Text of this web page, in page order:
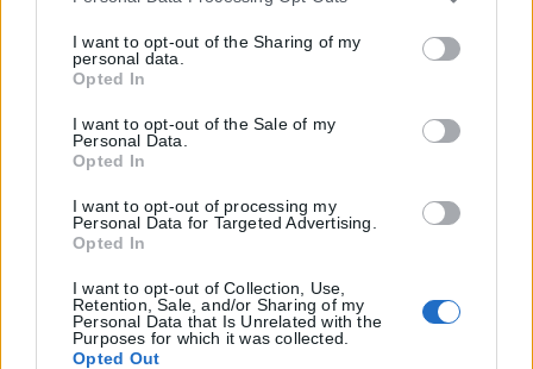
but not limited to your visit or usage behaviour. You may
click to grant or deny consent to Google and its third-party
tags to use your data for below specified purposes in below
Google consent section.
I want to opt-out of the Sharing of my
personal data.
Opted In
I want to opt-out of the Sale of my
Personal Data.
Opted In
I want to opt-out of processing my
Personal Data for Targeted Advertising.
Opted In
I want to opt-out of Collection, Use,
Retention, Sale, and/or Sharing of my
Personal Data that Is Unrelated with the
Purposes for which it was collected.
Opted Out